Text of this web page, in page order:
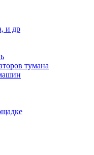
и др
тумана